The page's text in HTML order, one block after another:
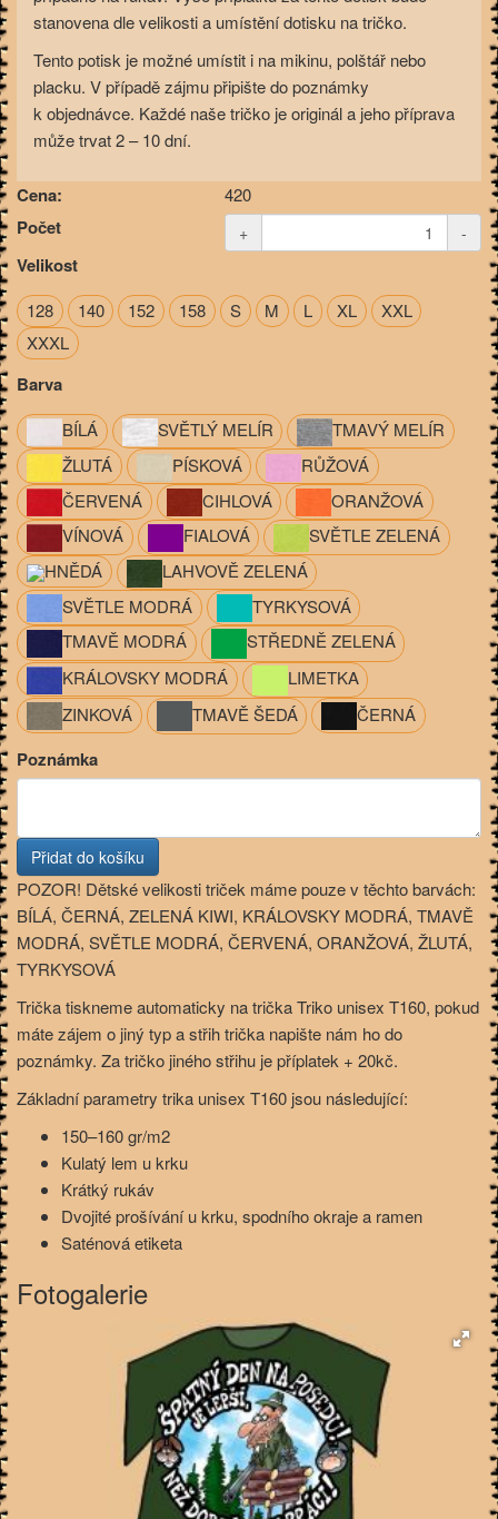
stanovena dle velikosti a umístění dotisku na tričko.
Tento potisk je možné umístit i na mikinu, polštář nebo
placku. V případě zájmu připište do poznámky
k objednávce. Každé naše tričko je originál a jeho příprava
může trvat 2 – 10 dní.
Cena: 420
Počet + -
Velikost
128 140 152 158 S M L XL
XXL
XXXL
Barva
BÍLÁ SVĚTLÝ MELÍR
TMAVÝ MELÍR
ŽLUTÁ
PÍSKOVÁ
RŮŽOVÁ
ČERVENÁ
CIHLOVÁ
ORANŽOVÁ
VÍNOVÁ
FIALOVÁ
SVĚTLE ZELENÁ
HNĚDÁ
LAHVOVĚ ZELENÁ
SVĚTLE MODRÁ
TYRKYSOVÁ
TMAVĚ MODRÁ
STŘEDNĚ ZELENÁ
KRÁLOVSKY MODRÁ
LIMETKA
ZINKOVÁ
TMAVĚ ŠEDÁ ČERNÁ
Poznámka
POZOR! Dětské velikosti triček máme pouze v těchto barvách:
BÍLÁ, ČERNÁ, ZELENÁ KIWI, KRÁLOVSKY MODRÁ, TMAVĚ
MODRÁ, SVĚTLE MODRÁ, ČERVENÁ, ORANŽOVÁ, ŽLUTÁ,
TYRKYSOVÁ
Trička tiskneme automaticky na trička Triko unisex T160, pokud
máte zájem o jiný typ a střih trička napište nám ho do
poznámky. Za tričko jiného střihu je příplatek + 20kč.
Základní parametry trika unisex T160 jsou následující:
150–160 gr/m2
Kulatý lem u krku
Krátký rukáv
Dvojité prošívání u krku, spodního okraje a ramen
Saténová etiketa
Fotogalerie